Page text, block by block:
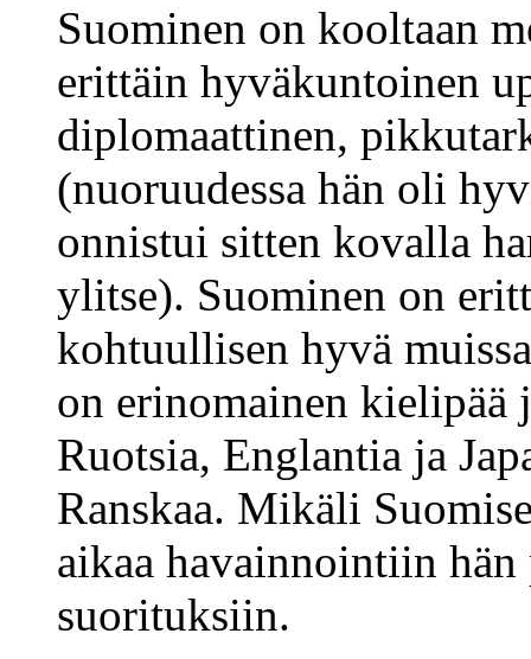
Suominen on kooltaan
erittäin hyväkuntoinen
diplomaattinen,
(nuoruudessa hän oli
onnistui sitten kovalla
ylitse). Suominen on
kohtuullisen hyvä
on erinomainen kielipää
Ruotsia, Englantia ja
Ranskaa. Mikäli
aikaa havainnointiin
suorituksiin.